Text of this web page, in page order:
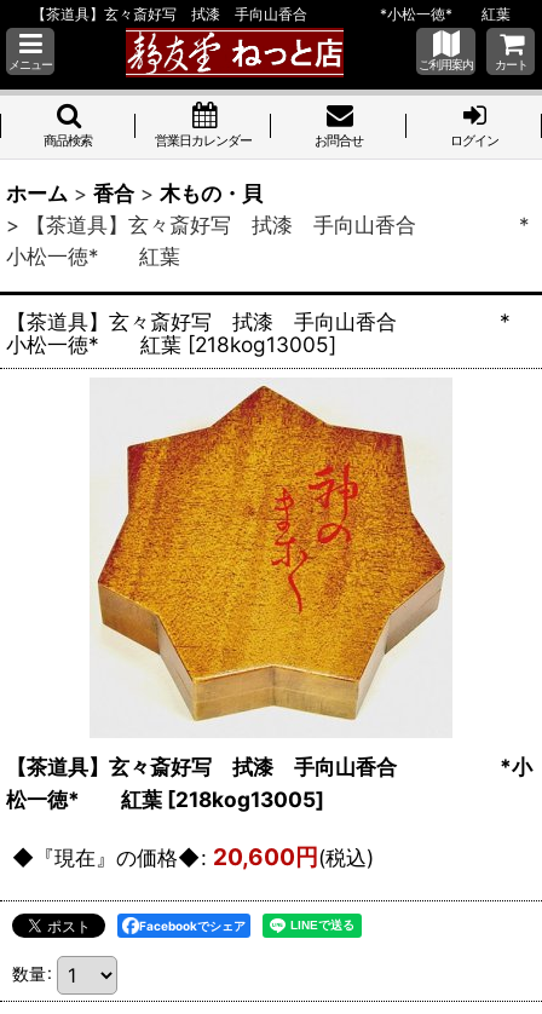
【茶道具】玄々斎好写 拭漆 手向山香合 *小松一徳* 紅葉
メニュー ご利用案内 カート
商品検索 営業日カレンダー お問合せ ログイン
ホーム > 香合 > 木もの・貝
>
【茶道具】玄々斎好写 拭漆 手向山香合 *
小松一徳* 紅葉
【茶道具】玄々斎好写 拭漆 手向山香合 *
小松一徳* 紅葉 [218kog13005]
【茶道具】玄々斎好写 拭漆 手向山香合 *小
松一徳* 紅葉 [218kog13005]
◆『現在』の価格◆: 20,600円(税込)
Facebookでシェア
数量: